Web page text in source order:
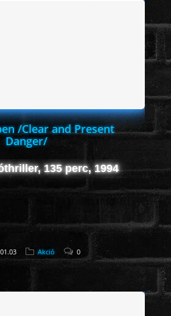
/Clear and Present
Danger/
135 perc, 1994
Akció 0